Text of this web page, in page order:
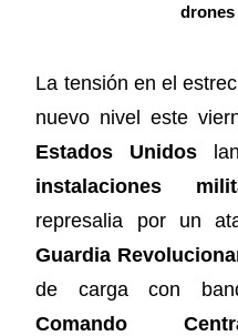
drones
La tensión en el
nuevo nivel este
Estados Unidos
instalaciones
represalia por un
Guardia
de carga con
Comando